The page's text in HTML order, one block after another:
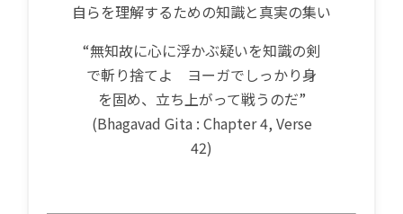
自らを理解するための知識と真実の集い
“無知故に心に浮かぶ疑いを知識の剣
で斬り捨てよ ヨーガでしっかり身
を固め、立ち上がって戦うのだ”
(Bhagavad Gita : Chapter 4, Verse
42)